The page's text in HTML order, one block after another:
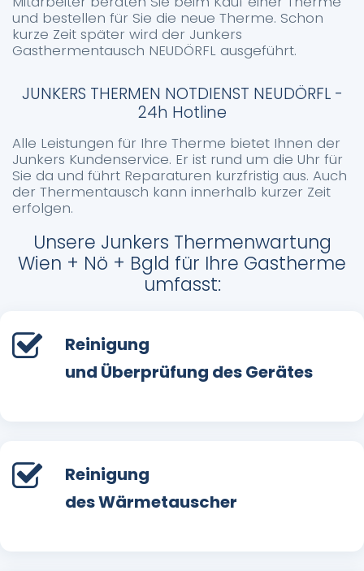
und bestellen für Sie die neue Therme. Schon
kurze Zeit später wird der Junkers
Gasthermentausch NEUDÖRFL ausgeführt.
JUNKERS THERMEN NOTDIENST NEUDÖRFL -
24h Hotline
Alle Leistungen für Ihre Therme bietet Ihnen der
Junkers Kundenservice. Er ist rund um die Uhr für
Sie da und führt Reparaturen kurzfristig aus. Auch
der Thermentausch kann innerhalb kurzer Zeit
erfolgen.
Unsere Junkers Thermenwartung
Wien + Nö + Bgld für Ihre Gastherme
umfasst:
Reinigung
und Überprüfung des Gerätes
Reinigung
des Wärmetauscher